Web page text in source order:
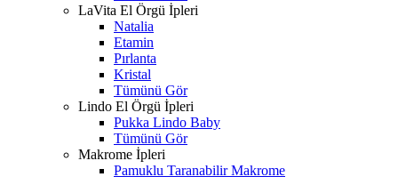
LaVita El Örgü İpleri
Natalia
Etamin
Pırlanta
Kristal
Tümünü Gör
Lindo El Örgü İpleri
Pukka Lindo Baby
Tümünü Gör
Makrome İpleri
Pamuklu Taranabilir Makrome